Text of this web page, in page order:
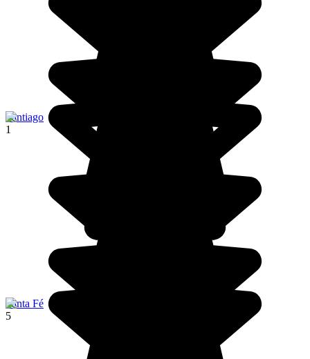
Santiago
1
Santa Fé
5